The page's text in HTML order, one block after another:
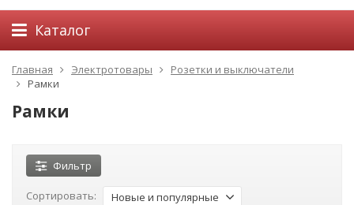
Каталог
Главная Электротовары
Розетки и выключатели
Рамки
Рамки
Фильтр
Сортировать: Новые и популярные